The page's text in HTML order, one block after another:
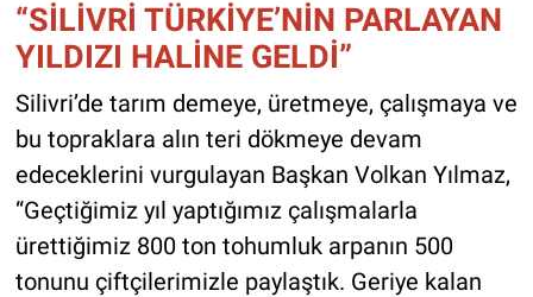
“SİLİVRİ TÜRKİYE’NİN PARLAYAN
YILDIZI HALİNE GELDİ”
Silivri’de tarım demeye, üretmeye, çalışmaya ve
bu topraklara alın teri dökmeye devam
edeceklerini vurgulayan Başkan Volkan Yılmaz,
“Geçtiğimiz yıl yaptığımız çalışmalarla
ürettiğimiz 800 ton tohumluk arpanın 500
tonunu çiftçilerimizle paylaştık. Geriye kalan